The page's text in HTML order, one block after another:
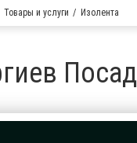
Товары и услуги Изолента
Посад